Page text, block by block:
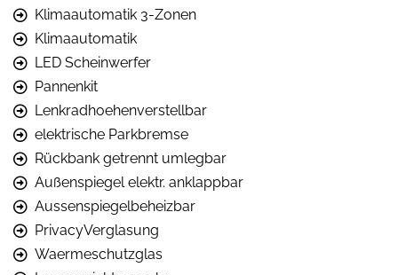
Klimaautomatik 3-Zonen
Klimaautomatik
LED Scheinwerfer
Pannenkit
Lenkradhoehenverstellbar
elektrische Parkbremse
Rückbank getrennt umlegbar
Außenspiegel elektr. anklappbar
Aussenspiegelbeheizbar
PrivacyVerglasung
Waermeschutzglas